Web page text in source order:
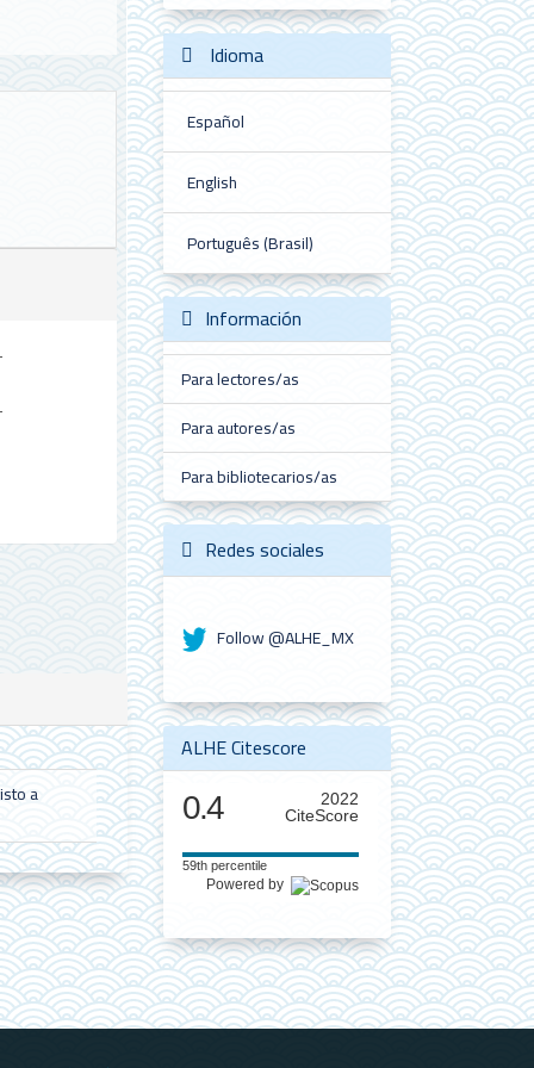
a
Idioma
Español
English
Português (Brasil)
Información
Para lectores/as
Para autores/as
Para bibliotecarios/as
Redes sociales
Follow @ALHE_MX
ALHE Citescore
0.4
2022
CiteScore
59th percentile
Powered by